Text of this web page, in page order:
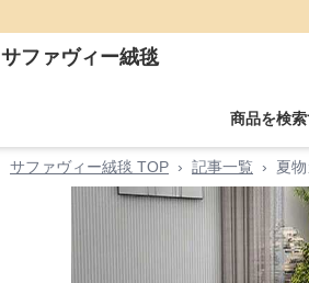
サファヴィー絨毯
商品を検
サファヴィー絨毯 TOP › 記事一覧 › 夏